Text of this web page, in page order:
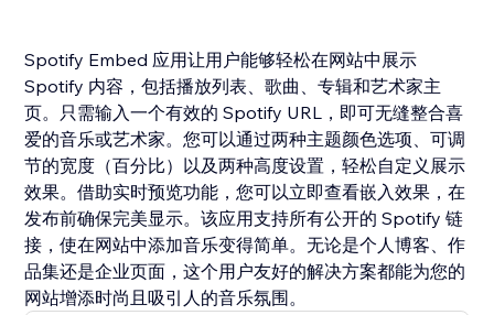
Spotify Embed 应用让用户能够轻松在网站中展示
Spotify 内容，包括播放列表、歌曲、专辑和艺术家主
页。只需输入一个有效的 Spotify URL，即可无缝整合喜
爱的音乐或艺术家。您可以通过两种主题颜色选项、可调
节的宽度（百分比）以及两种高度设置，轻松自定义展示
效果。借助实时预览功能，您可以立即查看嵌入效果，在
发布前确保完美显示。该应用支持所有公开的 Spotify 链
接，使在网站中添加音乐变得简单。无论是个人博客、作
品集还是企业页面，这个用户友好的解决方案都能为您的
网站增添时尚且吸引人的音乐氛围。